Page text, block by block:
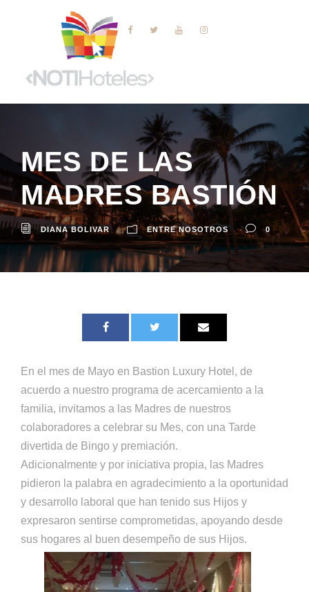
MES DE LAS
MADRES BASTIÓN
DIANA BOLIVAR ENTRE NOSOTROS 0
En el mes de Mayo en Bastion Luxury Hotel, de
acuerdo a nuestro programa de acercamiento a la
familia, invitamos a las Madres de nuestros
colaboradores a celebrar su Mes, con una Tarde
divertida de Bingo y premiación.
Adicionalmente y por iniciativa propia, las Madres
pidieron la palabra en agradecimiento a la oportunidad
y desarrollo laboral que han tenido sus Hijos y
expresaron sentirse comprometidas, apoyando desde
sus hogares al buen desempeño de sus Hijos.